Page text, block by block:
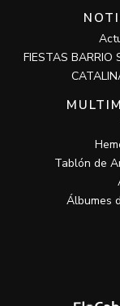
FIESTAS BARRIO
Tablón de
Álbumes